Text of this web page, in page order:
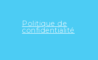
Politique de
confidentialité